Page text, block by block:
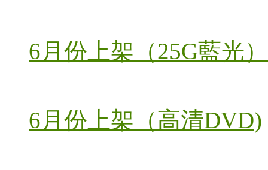
6月份上架（25G藍光）
6月份上架（高清DVD)